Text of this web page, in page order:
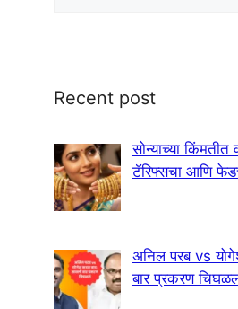
Recent post
सोन्याच्या किंमतीत
टॅरिफ्सचा आणि
अनिल परब vs
बार प्रकरण